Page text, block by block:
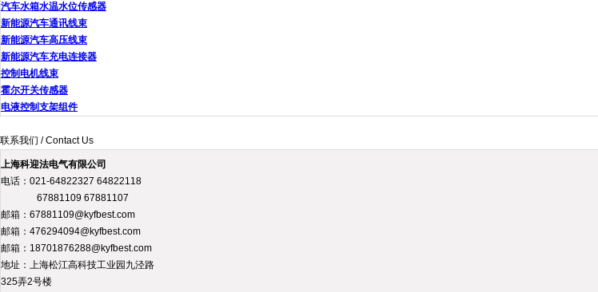
汽车水箱水温水位传感器
新能源汽车通讯线束
新能源汽车高压线束
新能源汽车充电连接器
控制电机线束
霍尔开关传感器
电液控制支架组件
联系我们 / Contact Us
上海科迎法电气有限公司
电话：021-64822327 64822118
67881109 67881107
邮箱：67881109@kyfbest.com
邮箱：476294094@kyfbest.com
邮箱：18701876288@kyfbest.com
地址：上海松江高科技工业园九泾路
325弄2号楼